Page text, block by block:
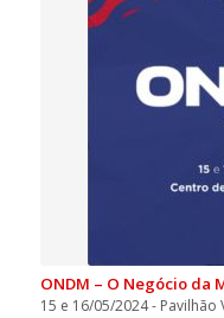
ONDM – O Negócio da
15 e 16/05/2024 - Pavilhão